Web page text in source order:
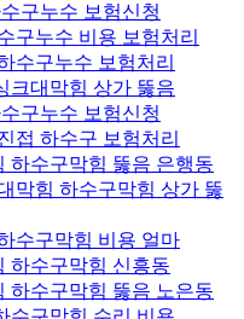
구누수 보험신청
구누수 비용 보험처리
수구누수 보험처리
크대막힘 상가 뚫음
구누수 보험신청
접 하수구 보험처리
하수구막힘 뚫음 은행동
막힘 하수구막힘 상가 뚫
수구막힘 비용 얼마
하수구막힘 신흥동
하수구막힘 뚫음 노은동